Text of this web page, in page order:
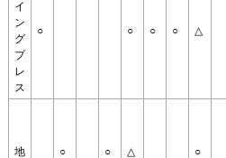
イ
ン
グ
プ
レ
ス
○ ○ ○ ○ △
地 ○ ○ △ ○